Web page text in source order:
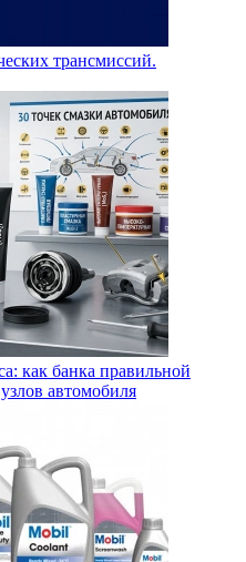
трансмиссий.
как банка правильной
автомобиля